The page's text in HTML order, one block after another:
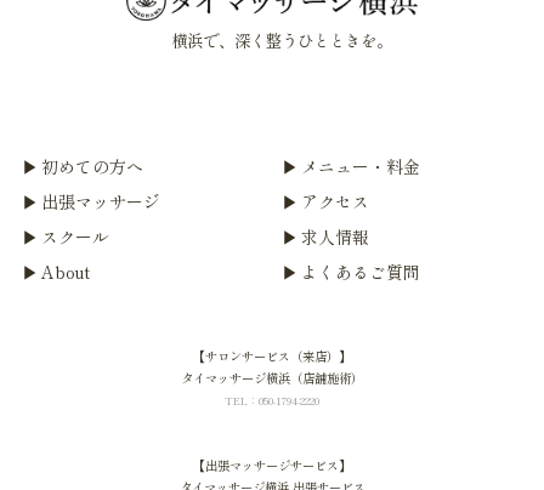
横浜で、深く整うひとときを。
初めての方へ
メニュー・料金
出張マッサージ
アクセス
スクール
求人情報
About
よくあるご質問
【サロンサービス（来店）】
タイマッサージ横浜（店舗施術）
TEL：050-1794-2220
【出張マッサージサービス】